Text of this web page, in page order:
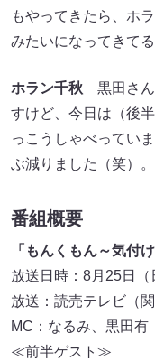
もやってきたら、ホ
みたいになってきてる
ホラン千秋 黒田さん
すけど、今日は（後
っこうしゃべってい
ぶ減りました（笑）。
番組概要
「もんくもん～気付
放送日時：8月25日
放送：読売テレビ（関
MC：なるみ、黒田有
≪前半ゲスト≫